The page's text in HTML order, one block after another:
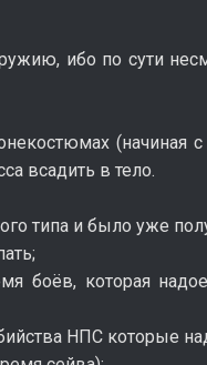
ибо по сути
(начиная
всадить в тело.
типа и было уже
боёв, которая
НПС которые